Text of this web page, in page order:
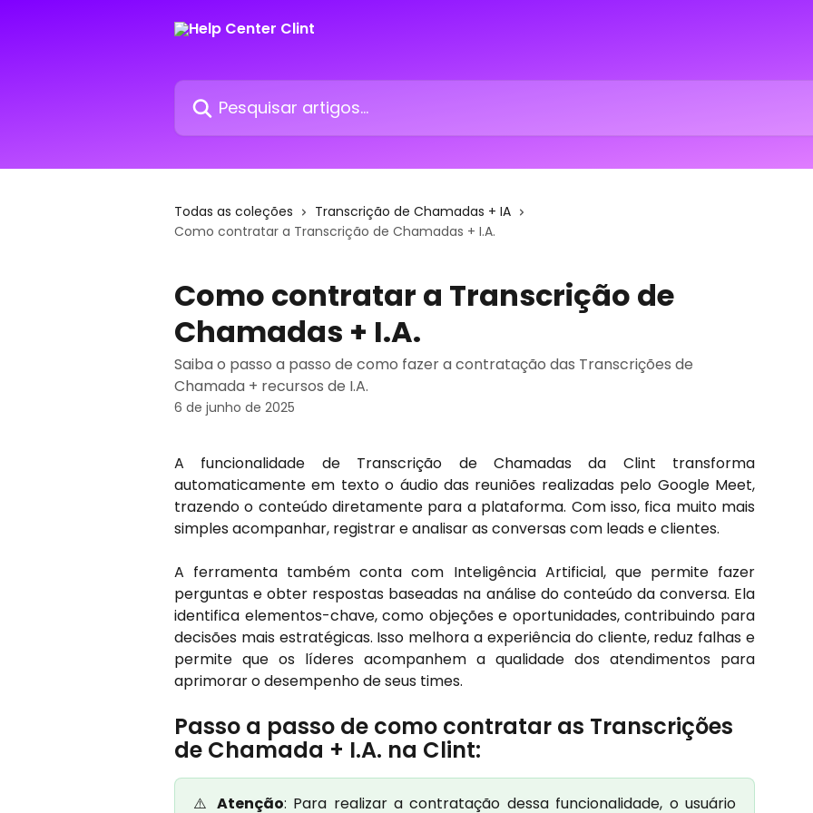
Pesquisar artigos...
Todas as coleções
Transcrição de Chamadas + IA
Como contratar a Transcrição de Chamadas + I.A.
Como contratar a Transcrição de
Chamadas + I.A.
Saiba o passo a passo de como fazer a contratação das Transcrições de
Chamada + recursos de I.A.
6 de junho de 2025
A funcionalidade de Transcrição de Chamadas da Clint transforma
automaticamente em texto o áudio das reuniões realizadas pelo Google Meet,
trazendo o conteúdo diretamente para a plataforma. Com isso, fica muito mais
simples acompanhar, registrar e analisar as conversas com leads e clientes.
A ferramenta também conta com Inteligência Artificial, que permite fazer
perguntas e obter respostas baseadas na análise do conteúdo da conversa. Ela
identifica elementos-chave, como objeções e oportunidades, contribuindo para
decisões mais estratégicas. Isso melhora a experiência do cliente, reduz falhas e
permite que os líderes acompanhem a qualidade dos atendimentos para
aprimorar o desempenho de seus times.
Passo a passo de como contratar as Transcrições
de Chamada + I.A. na Clint:
⚠️ Atenção: Para realizar a contratação dessa funcionalidade, o usuário